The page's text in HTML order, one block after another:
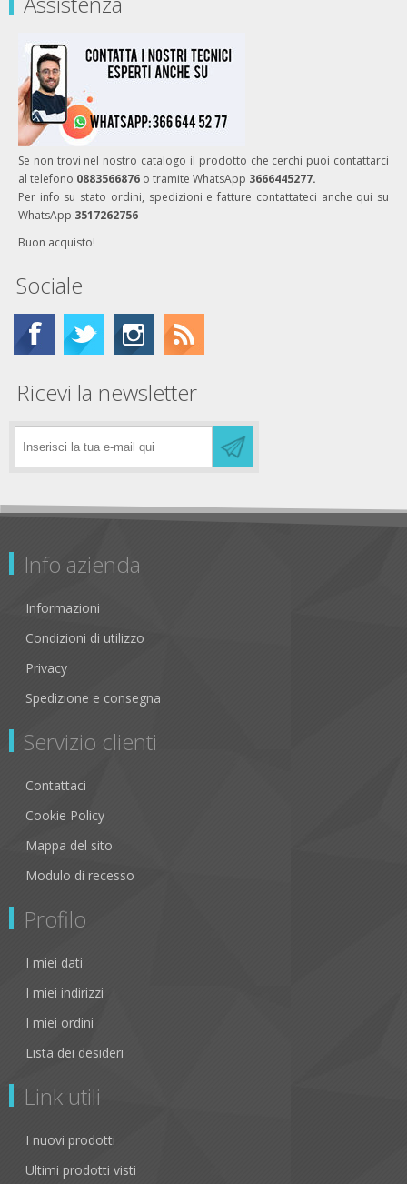
Se non trovi nel nostro catalogo il prodotto che cerchi puoi contattarci
al telefono 0883566876 o tramite WhatsApp 3666445277.
Per info su stato ordini, spedizioni e fatture contattateci anche qui su
WhatsApp 3517262756
Buon acquisto!
Sociale
Ricevi la newsletter
Info azienda
Informazioni
Condizioni di utilizzo
Privacy
Spedizione e consegna
Servizio clienti
Contattaci
Cookie Policy
Mappa del sito
Modulo di recesso
Profilo
I miei dati
I miei indirizzi
I miei ordini
Lista dei desideri
Link utili
I nuovi prodotti
Ultimi prodotti visti